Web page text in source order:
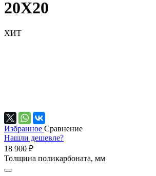
20Х20
ХИТ
Избранное Сравнение
Нашли дешевле?
18 900 ₽
Толщина поликарбоната, мм